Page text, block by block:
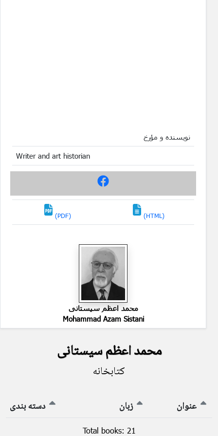
نویسنده و مؤرخ
Writer and art historian
(PDF) (HTML)
محمد اعظم سیستانی
Mohammad Azam Sistani
محمد اعظم سیستانی
کتابخانه
عنوان زبان دسته بندی
Total books: 21